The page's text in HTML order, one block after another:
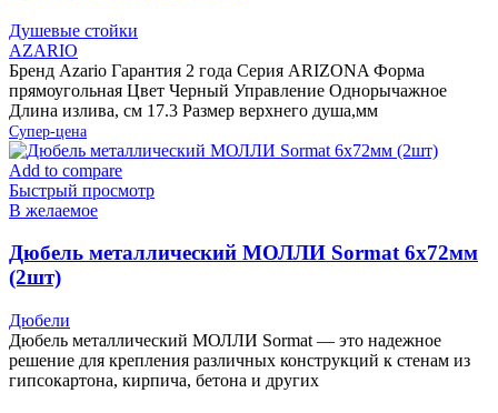
Душевые стойки
AZARIO
Бренд Azario Гарантия 2 года Серия ARIZONA Форма
прямоугольная Цвет Черный Управление Однорычажное
Длина излива, см 17.3 Размер верхнего душа,мм
Супер-цена
Add to compare
Быстрый просмотр
В желаемое
Дюбель металлический МОЛЛИ Sormat 6х72мм
(2шт)
Дюбели
Дюбель металлический МОЛЛИ Sormat — это надежное
решение для крепления различных конструкций к стенам из
гипсокартона, кирпича, бетона и других